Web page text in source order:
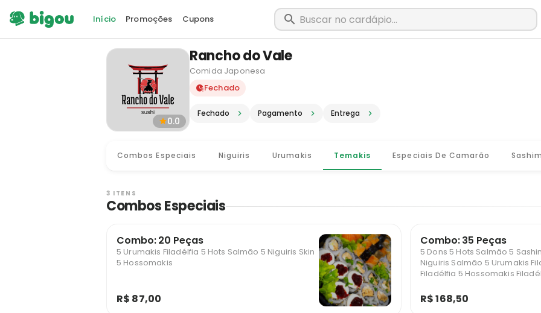
Início Promoções Cupons
0.0
Rancho do Vale
Comida Japonesa
Delivery em Barão de Cocais - MG · Pediu,
Fechado
Fechado Pagamento Entrega
Combos Especiais Niguiris Urumakis Temakis Especiais De Camarão
3 ITENS
Combos Especiais
Combo: 20 Peças
5 Urumakis Filadélfia 5 Hots Salmão 5 Niguiris Skin
5 Hossomakis
R$ 87,00
Combo: 35 Peças
5 Dons 5 Hots Salmão 5
Niguiris Salmão 5 Urumakis
Filadélfia 5 Hossomakis
R$ 168,50